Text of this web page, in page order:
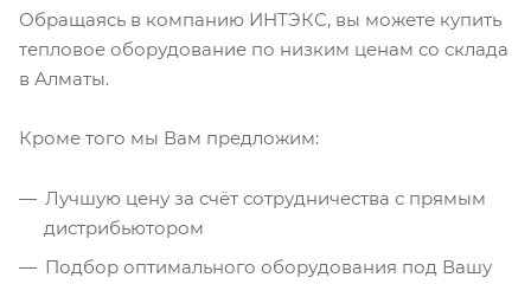
Обращаясь в компанию ИНТЭКС, вы можете купить
тепловое оборудование по низким ценам со склада
в Алматы.
Кроме того мы Вам предложим:
Лучшую цену за счёт сотрудничества с прямым
дистрибьютором
Подбор оптимального оборудования под Вашу